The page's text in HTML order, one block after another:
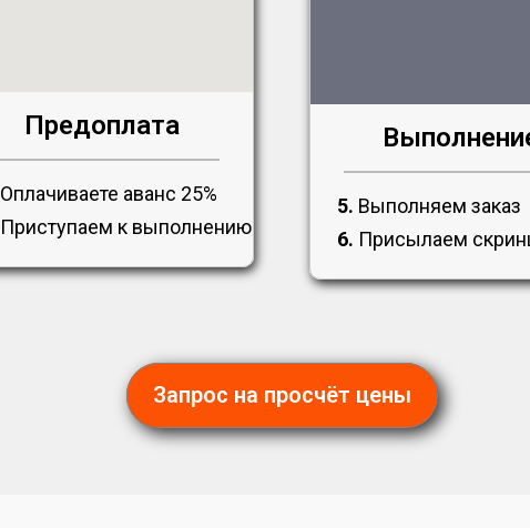
Предоплата
Оплачиваете аванс 25%
Приступаем к выполнению
5. Выполняем заказ
6. Присылаем
Запрос на просчёт цены